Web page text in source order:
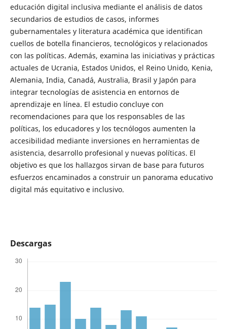
educación digital inclusiva mediante el análisis de datos
secundarios de estudios de casos, informes
gubernamentales y literatura académica que identifican
cuellos de botella financieros, tecnológicos y relacionados
con las políticas. Además, examina las iniciativas y prácticas
actuales de Ucrania, Estados Unidos, el Reino Unido, Kenia,
Alemania, India, Canadá, Australia, Brasil y Japón para
integrar tecnologías de asistencia en entornos de
aprendizaje en línea. El estudio concluye con
recomendaciones para que los responsables de las
políticas, los educadores y los tecnólogos aumenten la
accesibilidad mediante inversiones en herramientas de
asistencia, desarrollo profesional y nuevas políticas. El
objetivo es que los hallazgos sirvan de base para futuros
esfuerzos encaminados a construir un panorama educativo
digital más equitativo e inclusivo.
Descargas